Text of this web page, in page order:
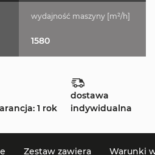
wydajność maszyny [m²/h]
1580
1 rok
dostawa
indywidualna
Zestaw zawiera Warunki